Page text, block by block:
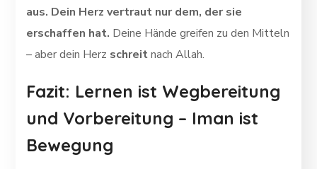
aus. Dein Herz vertraut nur dem, der sie
erschaffen hat. Deine Hände greifen zu den Mitteln
– aber dein Herz schreitnach Allah.
Fazit: Lernen ist Wegbereitung
und Vorbereitung – Iman ist
Bewegung